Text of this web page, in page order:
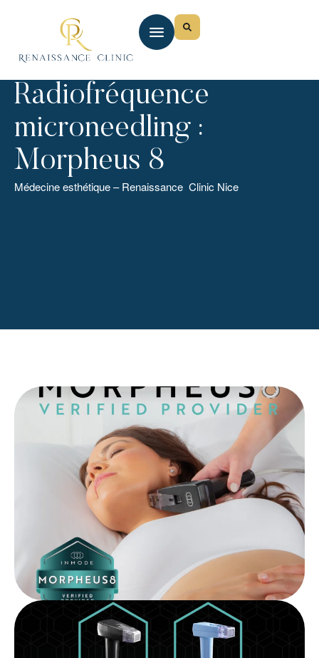
Radiofréquence
microneedling :
Morpheus 8
Médecine esthétique – Renaissance Clinic Nice